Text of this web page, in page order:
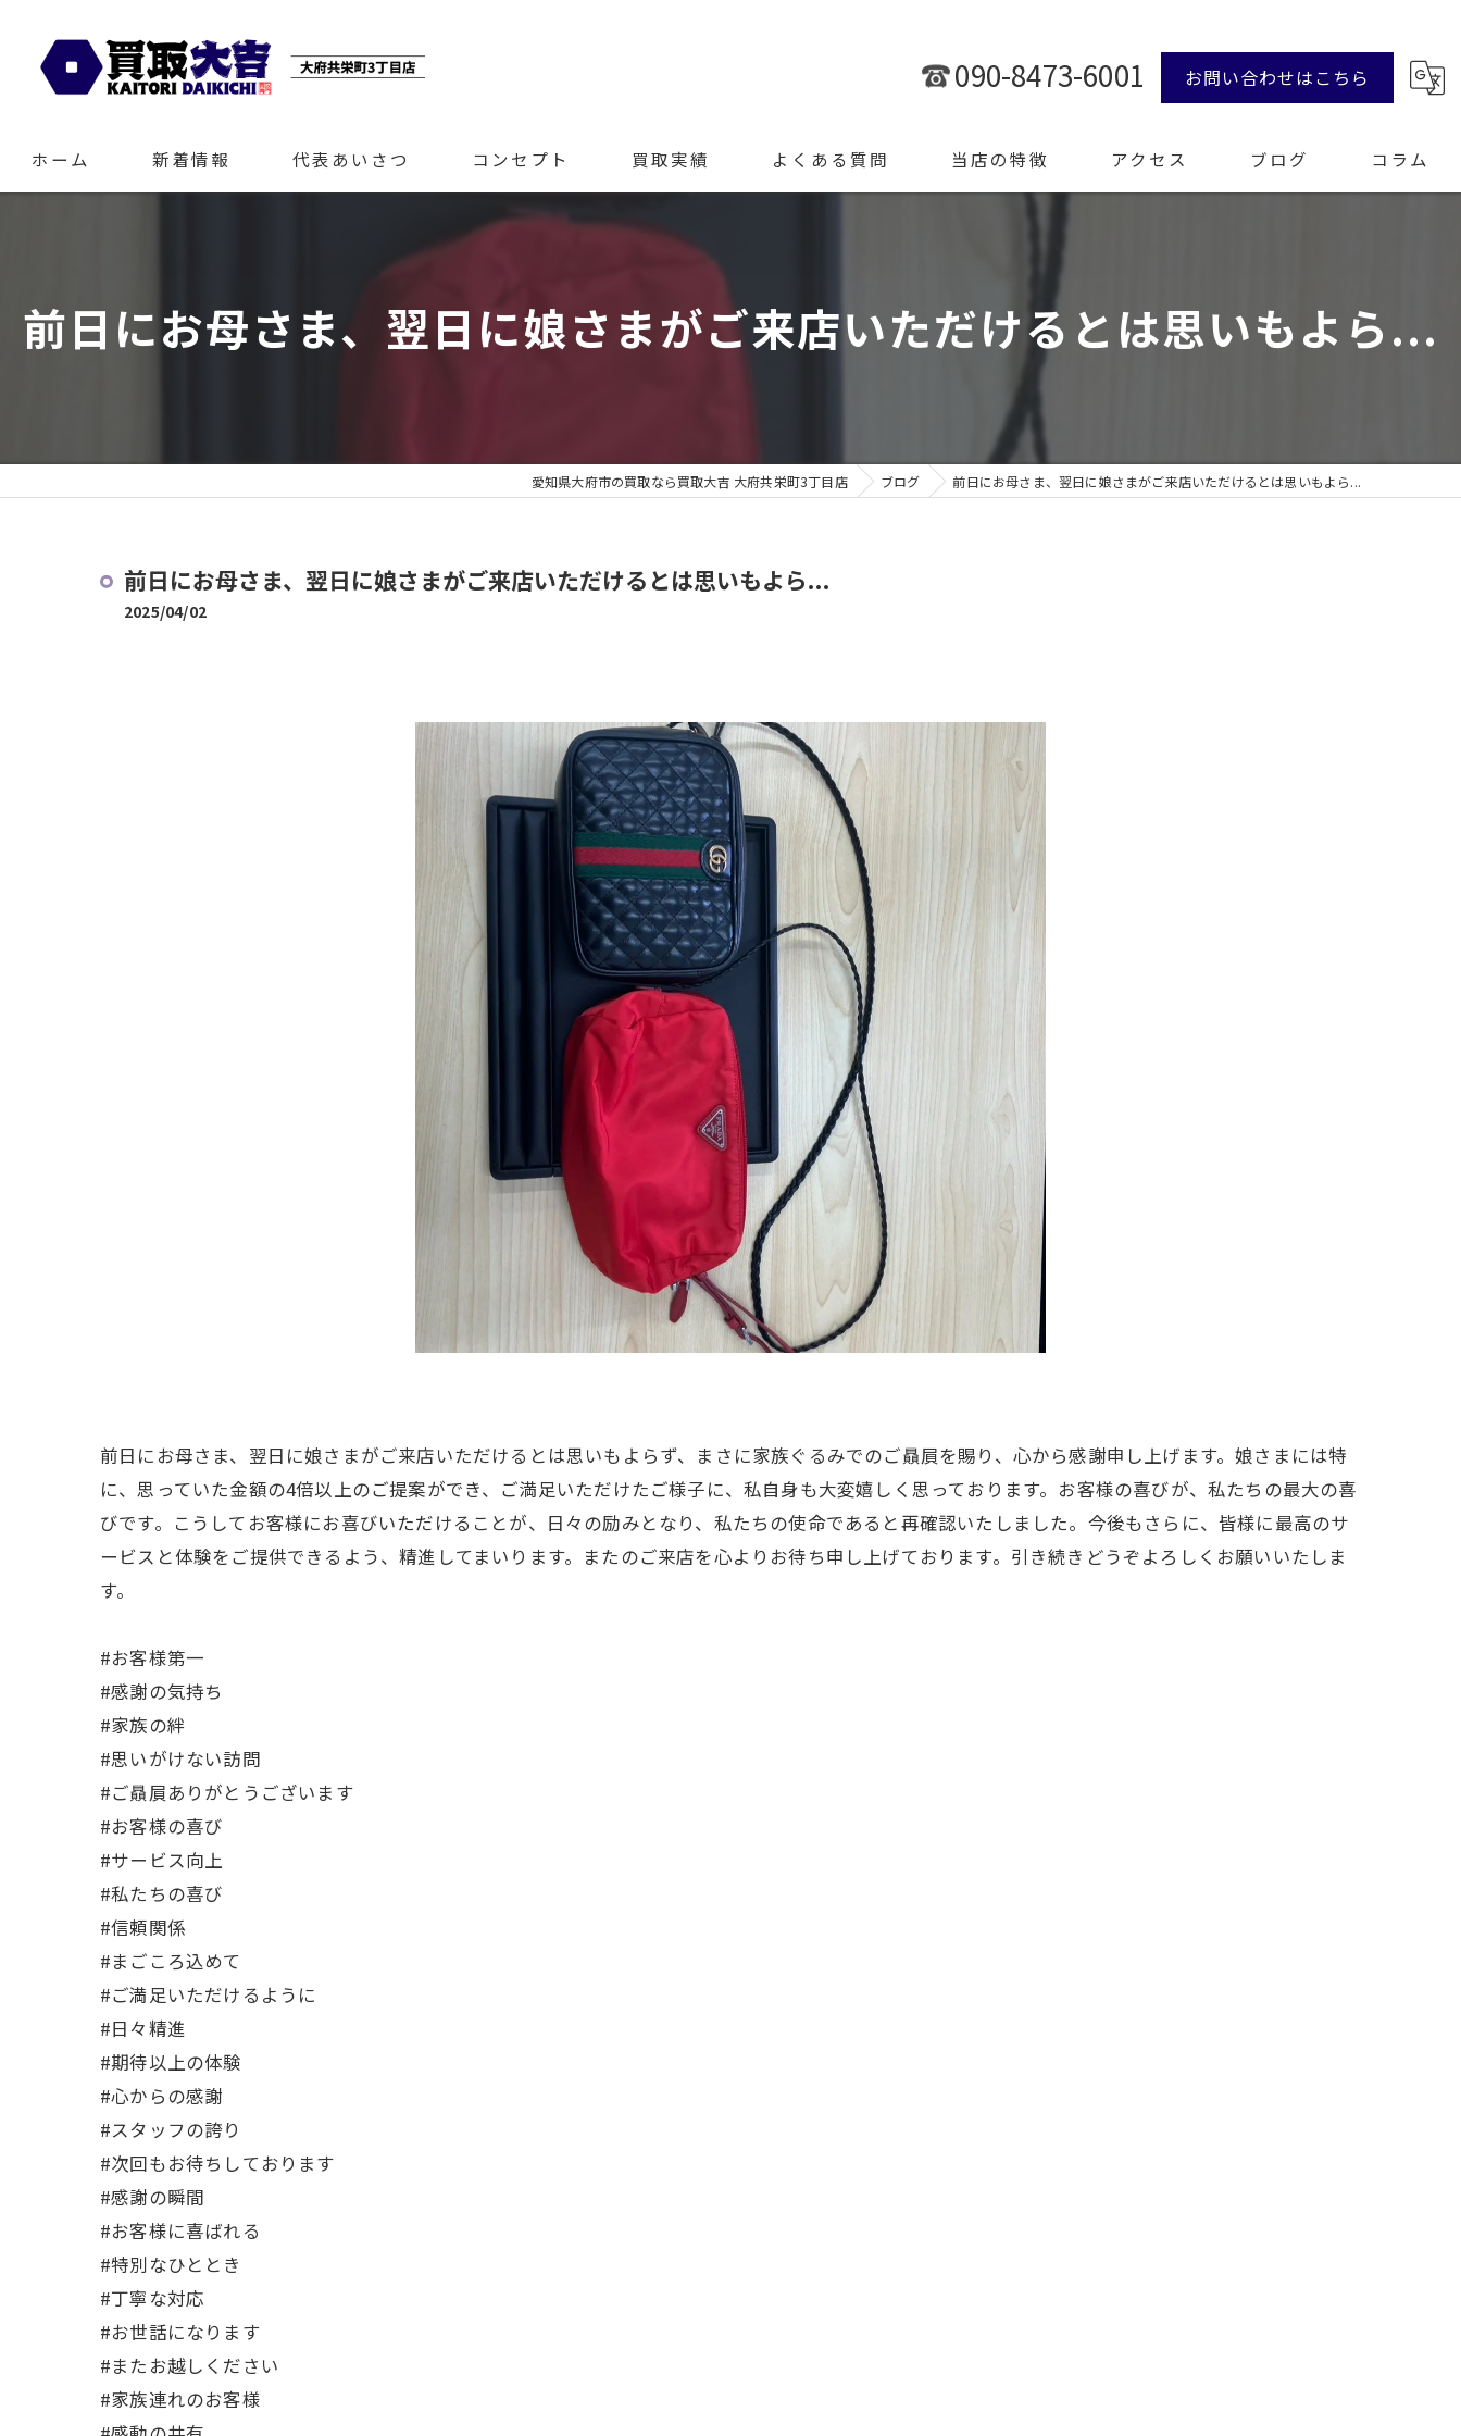
090-8473-6001 お問い合わせはこちら
ホーム 新着情報 代表あいさつ コンセプト 買取実績 よくある質問 当店の特徴
腕時計
遺品整理
アクセス ブログ コラム
前日にお母さま、翌日に娘さまがご来店いただけるとは思いもよら...
愛知県大府市の買取なら買取大吉 大府共栄町3丁目店 ブログ 前日にお母さま、翌日に娘さまがご来店いただけるとは思いもよら...
前日にお母さま、翌日に娘さまがご来店いただけるとは思いもよら...
2025/04/02
前日にお母さま、翌日に娘さまがご来店いただけるとは思いもよらず、まさに家族ぐるみでのご贔屓を賜り、心から感謝申し上げます。娘さまには特
に、思っていた金額の4倍以上のご提案ができ、ご満足いただけたご様子に、私自身も大変嬉しく思っております。お客様の喜びが、私たちの最大の喜
びです。こうしてお客様にお喜びいただけることが、日々の励みとなり、私たちの使命であると再確認いたしました。今後もさらに、皆様に最高のサ
ービスと体験をご提供できるよう、精進してまいります。またのご来店を心よりお待ち申し上げております。引き続きどうぞよろしくお願いいたしま
す。
#お客様第一
#感謝の気持ち
#家族の絆
#思いがけない訪問
#ご贔屓ありがとうございます
#お客様の喜び
#サービス向上
#私たちの喜び
#信頼関係
#まごころ込めて
#ご満足いただけるように
#日々精進
#期待以上の体験
#心からの感謝
#スタッフの誇り
#次回もお待ちしております
#感謝の瞬間
#お客様に喜ばれる
#特別なひととき
#丁寧な対応
#お世話になります
#またお越しください
#家族連れのお客様